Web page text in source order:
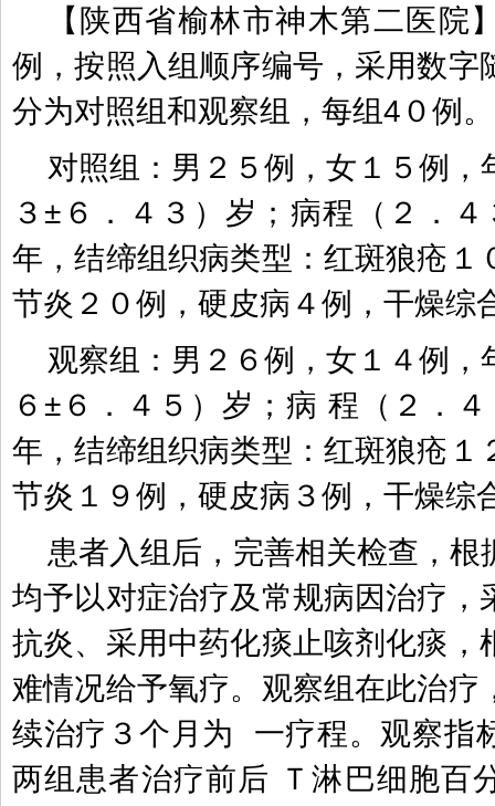
【陕西省榆林市神木第二医院
例，按照入组顺序编号，采用数字
分为对照组和观察组，每组4 ０例。
对照组：男２５例，女１５例，
３± ６．４３）岁；病程（２．４
年，结缔组织病类型：红斑狼疮１
节炎２０例，硬皮病４例，干燥综
观察组：男２６例，女１４例，
６ ± ６．４５）岁；病 程（２．４
年，结缔组织病类型：红斑狼疮１
节炎１９例，硬皮病３例，干燥综
患者入组后，完善相关检查，根
均予以对症治疗及常规病因治疗，
抗炎、采用中药化痰止咳剂化痰，
难情况给予氧疗。观察组在此治疗
续治疗３个月为
一疗程。观察指
两组患者治疗前后 Ｔ淋巴细胞百